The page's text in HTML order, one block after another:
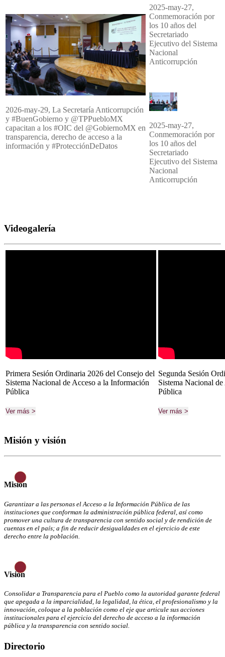
2026-may-29, La Secretaría Anticorrupción
y #BuenGobierno y @TPPuebloMX
capacitan a los #OIC del @GobiernoMX en
transparencia, derecho de acceso a la
información y #ProtecciónDeDatos
2025-may-27,
Conmemoración por
los 10 años del
Secretariado
Ejecutivo del Sistema
Nacional
Anticorrupción
2025-may-27,
Conmemoración por
los 10 años del
Secretariado
Ejecutivo del Sistema
Nacional
Anticorrupción
Videogalería
Primera Sesión Ordinaria 2026 del Consejo del
Sistema Nacional de Acceso a la Información
Pública
Segunda Sesión
Sistema Nacional
Pública
Ver más > Ver más >
Misión y visión
Misión
Garantizar a las personas el Acceso a la Información Pública de las
instituciones que conforman la administración pública federal, así como
promover una cultura de transparencia con sentido social y de rendición de
cuentas en el país; a fin de reducir desigualdades en el ejercicio de este
derecho entre la población.
Visión
Consolidar a Transparencia para el Pueblo como la autoridad garante federal
que apegada a la imparcialidad, la legalidad, la ética, el profesionalismo y la
innovación, coloque a la población como el eje que articule sus acciones
institucionales para el ejercicio del derecho de acceso a la información
pública y la transparencia con sentido social.
Directorio